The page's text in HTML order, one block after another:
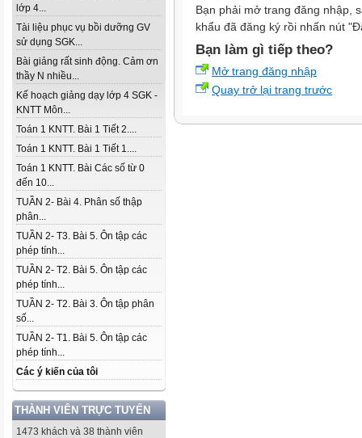
lớp 4...
Tài liệu phục vụ bồi dưỡng GV
sử dụng SGK...
Bài giảng rất sinh động. Cảm ơn
thầy N nhiều...
Kế hoạch giảng dạy lớp 4 SGK -
KNTT Môn...
Toán 1 KNTT. Bài 1 Tiết 2....
Toán 1 KNTT. Bài 1 Tiết 1....
Toán 1 KNTT. Bài Các số từ 0
đến 10...
TUẦN 2- Bài 4. Phân số thập
phân...
TUẦN 2- T3. Bài 5. Ôn tập các
phép tính...
TUẦN 2- T2. Bài 5. Ôn tập các
phép tính...
TUẦN 2- T2. Bài 3. Ôn tập phân
số...
TUẦN 2- T1. Bài 5. Ôn tập các
phép tính...
Các ý kiến của tôi
THÀNH VIÊN TRỰC TUYẾN
1473 khách và 38 thành viên
Bạn phải mở trang đăng nhập,
khẩu đã đăng ký rồi nhấn nút
Bạn làm gì tiếp theo?
Mở trang đăng nhập
Quay trở lại trang trước